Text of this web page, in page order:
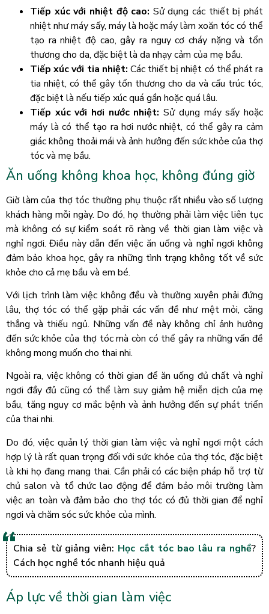
Tiếp xúc với nhiệt độ cao: Sử dụng các thiết bị phát
nhiệt như máy sấy, máy là hoặc máy làm xoăn tóc có thể
tạo ra nhiệt độ cao, gây ra nguy cơ cháy nặng và tổn
thương cho da, đặc biệt là da nhạy cảm của mẹ bầu.
Tiếp xúc với tia nhiệt: Các thiết bị nhiệt có thể phát ra
tia nhiệt, có thể gây tổn thương cho da và cấu trúc tóc,
đặc biệt là nếu tiếp xúc quá gần hoặc quá lâu.
Tiếp xúc với hơi nước nhiệt: Sử dụng máy sấy hoặc
máy là có thể tạo ra hơi nước nhiệt, có thể gây ra cảm
giác không thoải mái và ảnh hưởng đến sức khỏe của thợ
tóc và mẹ bầu.
Ăn uống không khoa học, không đúng giờ
Giờ làm của thợ tóc thường phụ thuộc rất nhiều vào số lượng
khách hàng mỗi ngày. Do đó, họ thường phải làm việc liên tục
mà không có sự kiểm soát rõ ràng về thời gian làm việc và
nghỉ ngơi. Điều này dẫn đến việc ăn uống và nghỉ ngơi không
đảm bảo khoa học, gây ra những tình trạng không tốt về sức
khỏe cho cả mẹ bầu và em bé.
Với lịch trình làm việc không đều và thường xuyên phải đứng
lâu, thợ tóc có thể gặp phải các vấn đề như mệt mỏi, căng
thẳng và thiếu ngủ. Những vấn đề này không chỉ ảnh hưởng
đến sức khỏe của thợ tóc mà còn có thể gây ra những vấn đề
không mong muốn cho thai nhi.
Ngoài ra, việc không có thời gian để ăn uống đủ chất và nghỉ
ngơi đầy đủ cũng có thể làm suy giảm hệ miễn dịch của mẹ
bầu, tăng nguy cơ mắc bệnh và ảnh hưởng đến sự phát triển
của thai nhi.
Do đó, việc quản lý thời gian làm việc và nghỉ ngơi một cách
hợp lý là rất quan trọng đối với sức khỏe của thợ tóc, đặc biệt
là khi họ đang mang thai. Cần phải có các biện pháp hỗ trợ từ
chủ salon và tổ chức lao động để đảm bảo môi trường làm
việc an toàn và đảm bảo cho thợ tóc có đủ thời gian để nghỉ
ngơi và chăm sóc sức khỏe của mình.
Chia sẻ từ giảng viên: Học cắt tóc bao lâu ra nghề?
Cách học nghề tóc nhanh hiệu quả
Áp lực về thời gian làm việc